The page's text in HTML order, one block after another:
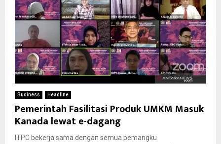
Business Headline
Pemerintah Fasilitasi Produk UMKM Masuk
Kanada lewat e-dagang
ITPC bekerja sama dengan semua pemangku